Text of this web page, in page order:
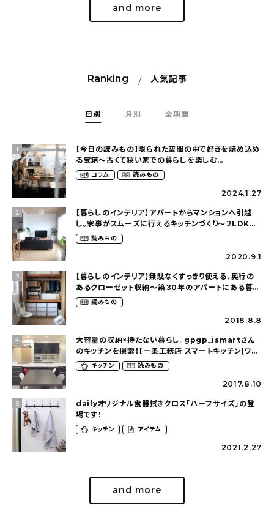
and more
Ranking 人気記事
日別 月別 全期間
1
【今日の読みもの】限られた空間の中で好きを詰め込め
る宝箱〜古くて狭い家での暮らしを楽しむ
（2nyan_and_lifestylesさん）
コラム 読みもの
2024.1.27
2
【暮らしのインテリア】アパートからマンションへ引越
し。家事がスムーズに行えるキッチンづくり〜２LDKの
賃貸暮らし（mari_ppe_さん）
読みもの
2020.9.1
3
【暮らしのインテリア】無駄なくすっきり使える、奥行の
あるクローゼット収納〜築３０年のアパートにある暮ら
し（mari_ppe_さん）
読みもの
2018.8.8
4
大容量の収納×持たない暮らし。gpgp_ismartさん
のキッチンを探索！【一条工務店 スマートキッチン(ワイ
ドカウンター)】
キッチン 読みもの
2017.8.10
5
dailyオリジナル食器拭きクロス「ハーフサイズ」の登
場です！
キッチン アイテム
2021.2.27
and more